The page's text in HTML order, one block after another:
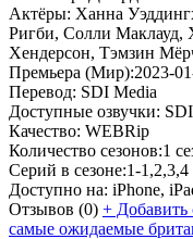
Актёры: Ханна
Ригби, Солли Маклауд,
Хендерсон, Тэмзин
Премьера (Мир):2023-
Перевод: SDI Media
Доступные озвучки:
Качество: WEBRip
Количество сезонов:1
Серий в сезоне:1-1,2,3,4
Доступно на: iPhone,
Отзывов (0) + Добавить
самые ожидаемые